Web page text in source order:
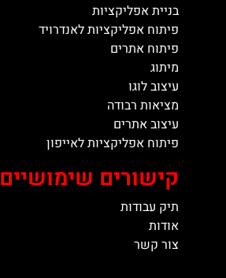
בניית אפליקציות
פיתוח אפליקציות לאנדרויד
פיתוח אתרים
מיתוג
עיצוב לוגו
מציאות רבודה
עיצוב אתרים
פיתוח אפליקציות לאייפון
קישורים שימושיים
תיק עבודות
אודות
צור קשר